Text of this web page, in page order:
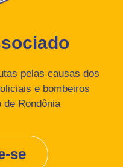
pelas causas dos
e bombeiros
de Rondônia
se